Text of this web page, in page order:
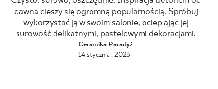
BLOG
dawna cieszy się ogromną popularnością. Spróbuj
wykorzystać ją w swoim salonie, ocieplając jej
surowość delikatnymi, pastelowymi dekoracjami.
Ceramika Paradyż
14 stycznia , 2023